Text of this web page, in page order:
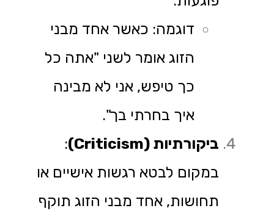
דוגמה: כאשר אחד מבני
הזוג אומר לשני "אתה כל
כך טיפש, אני לא מבינה
איך בחרתי בך".
ביקורתיות (Criticism)
:
במקום לבטא רגשות אישיים או
תחושות, אחד מבני הזוג תוקף